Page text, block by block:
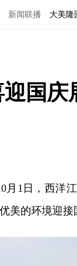
新闻联播 大美隆
国庆
月1日，西洋
美的环境迎接